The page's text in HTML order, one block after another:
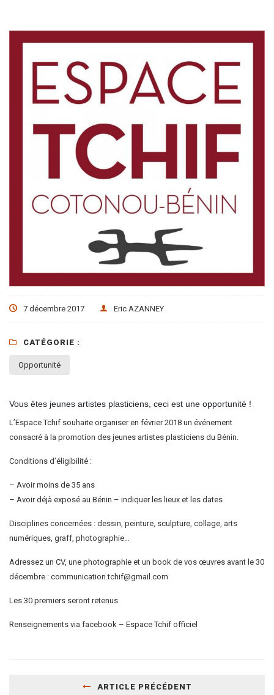
7 décembre 2017 Eric AZANNEY
CATÉGORIE :
Opportunité
Vous êtes jeunes artistes plasticiens, ceci est une opportunité !
L’Espace Tchif souhaite organiser en février 2018 un événement
consacré à la promotion des jeunes artistes plasticiens du Bénin.
Conditions d’éligibilité :
– Avoir moins de 35 ans
– Avoir déjà exposé au Bénin – indiquer les lieux et les dates
Disciplines concernées : dessin, peinture, sculpture, collage, arts
numériques, graff, photographie…
Adressez un CV, une photographie et un book de vos œuvres avant le 30
décembre : communication.tchif@gmail.com
Les 30 premiers seront retenus
Renseignements via facebook – Espace Tchif officiel
ARTICLE PRÉCÉDENT